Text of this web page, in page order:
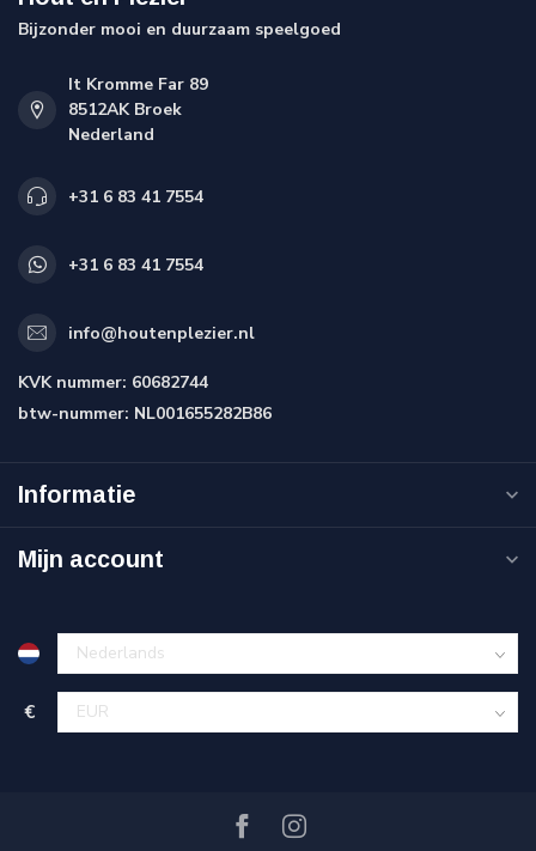
Bijzonder mooi en duurzaam speelgoed
It Kromme Far 89
8512AK Broek
Nederland
+31 6 83 41 7554
+31 6 83 41 7554
info@houtenplezier.nl
KVK nummer: 60682744
btw-nummer: NL001655282B86
Informatie
Mijn account
€